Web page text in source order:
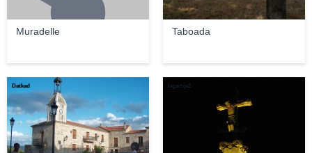
Muradelle Taboada
Datkad lagartija2